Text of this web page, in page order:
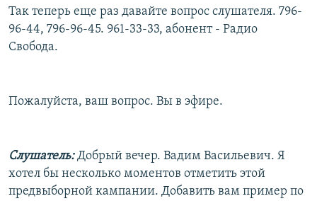
Так теперь еще раз давайте вопрос слушателя. 796-
96-44, 796-96-45. 961-33-33, абонент - Радио
Свобода.
Пожалуйста, ваш вопрос. Вы в эфире.
Слушатель:Добрый вечер. Вадим Васильевич. Я
хотел бы несколько моментов отметить этой
предвыборной кампании. Добавить вам пример по